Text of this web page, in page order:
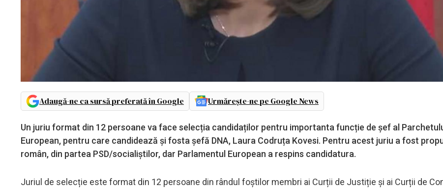
Adaugă-ne ca sursă preferată în Google Urmărește-ne pe Google News
Un juriu format din 12 persoane va face selecția candidaților pentru importanta funcție de șef al
European, pentru care candidează și fosta șefă DNA, Laura Codruța Kovesi. Pentru acest juriu a fost
român, din partea PSD/socialiștilor, dar Parlamentul European a respins candidatura.
Juriul de selecție este format din 12 persoane din rândul foștilor membri ai Curții de Justiție și ai Curții de